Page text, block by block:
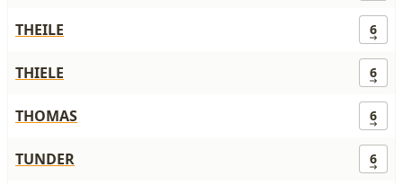
THEILE 6
THIELE 6
THOMAS 6
TUNDER 6